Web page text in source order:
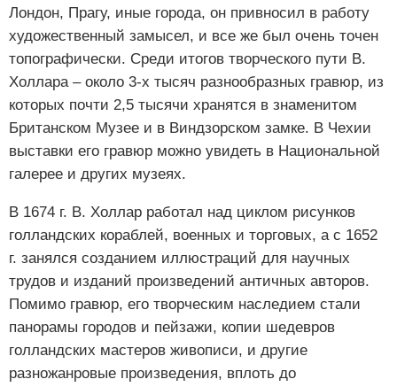
Лондон, Прагу, иные города, он привносил в работу
художественный замысел, и все же был очень точен
топографически. Среди итогов творческого пути В.
Холлара – около 3-х тысяч разнообразных гравюр, из
которых почти 2,5 тысячи хранятся в знаменитом
Британском Музее и в Виндзорском замке. В Чехии
выставки его гравюр можно увидеть в Национальной
галерее и других музеях.
В 1674 г. В. Холлар работал над циклом рисунков
голландских кораблей, военных и торговых, а с 1652
г. занялся созданием иллюстраций для научных
трудов и изданий произведений античных авторов.
Помимо гравюр, его творческим наследием стали
панорамы городов и пейзажи, копии шедевров
голландских мастеров живописи, и другие
разножанровые произведения, вплоть до